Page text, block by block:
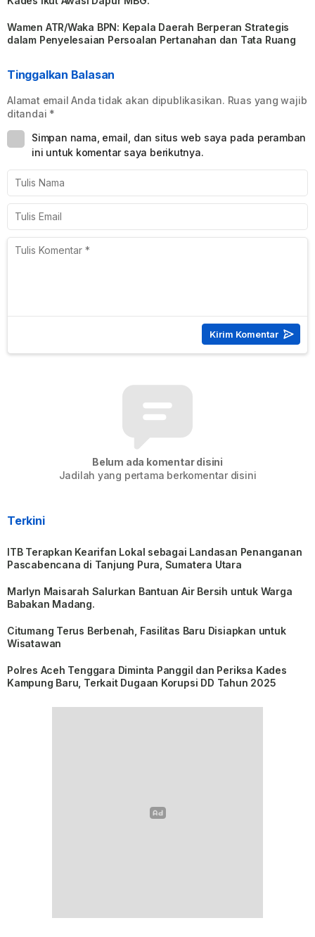
Wamen ATR/Waka BPN: Kepala Daerah Berperan Strategis
dalam Penyelesaian Persoalan Pertanahan dan Tata Ruang
Tinggalkan Balasan
Alamat email Anda tidak akan dipublikasikan. Ruas yang wajib
ditandai *
Simpan nama, email, dan situs web saya pada peramban
ini untuk komentar saya berikutnya.
Belum ada komentar disini
Jadilah yang pertama berkomentar disini
Terkini
ITB Terapkan Kearifan Lokal sebagai Landasan Penanganan
Pascabencana di Tanjung Pura, Sumatera Utara
Marlyn Maisarah Salurkan Bantuan Air Bersih untuk Warga
Babakan Madang.
Citumang Terus Berbenah, Fasilitas Baru Disiapkan untuk
Wisatawan
Polres Aceh Tenggara Diminta Panggil dan Periksa Kades
Kampung Baru, Terkait Dugaan Korupsi DD Tahun 2025